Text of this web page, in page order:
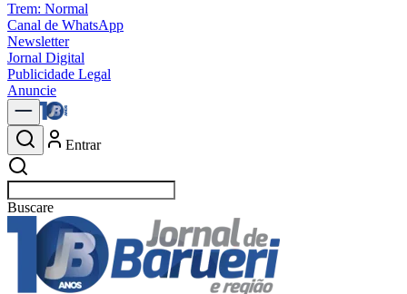
Trem: Normal
Canal de WhatsApp
Newsletter
Jornal Digital
Publicidade Legal
Anuncie
Entrar
Buscarpolítica